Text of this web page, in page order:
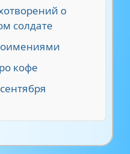
о
солдате
кофе